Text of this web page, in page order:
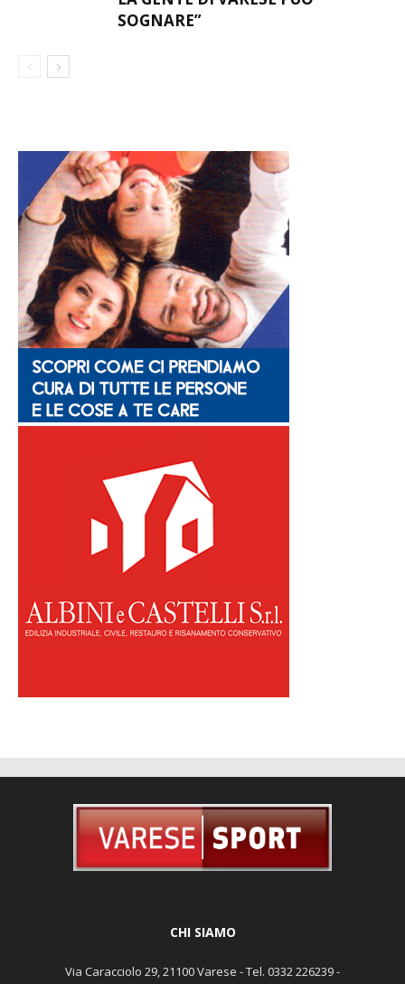
SOGNARE”
CHI SIAMO
Via Caracciolo 29, 21100 Varese - Tel. 0332 226239 -